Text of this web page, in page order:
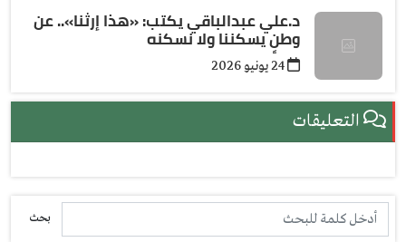
د.علي عبدالباقي يكتب: ​«هذا إرثنا».. عن
وطنٍ يسكننا ولا نسكنه
التعليقات
بحث